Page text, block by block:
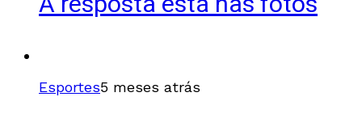
Esportes5 meses atrás